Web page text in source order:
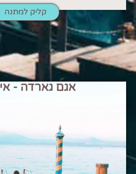
קליק למתנה
אגם גארדה -